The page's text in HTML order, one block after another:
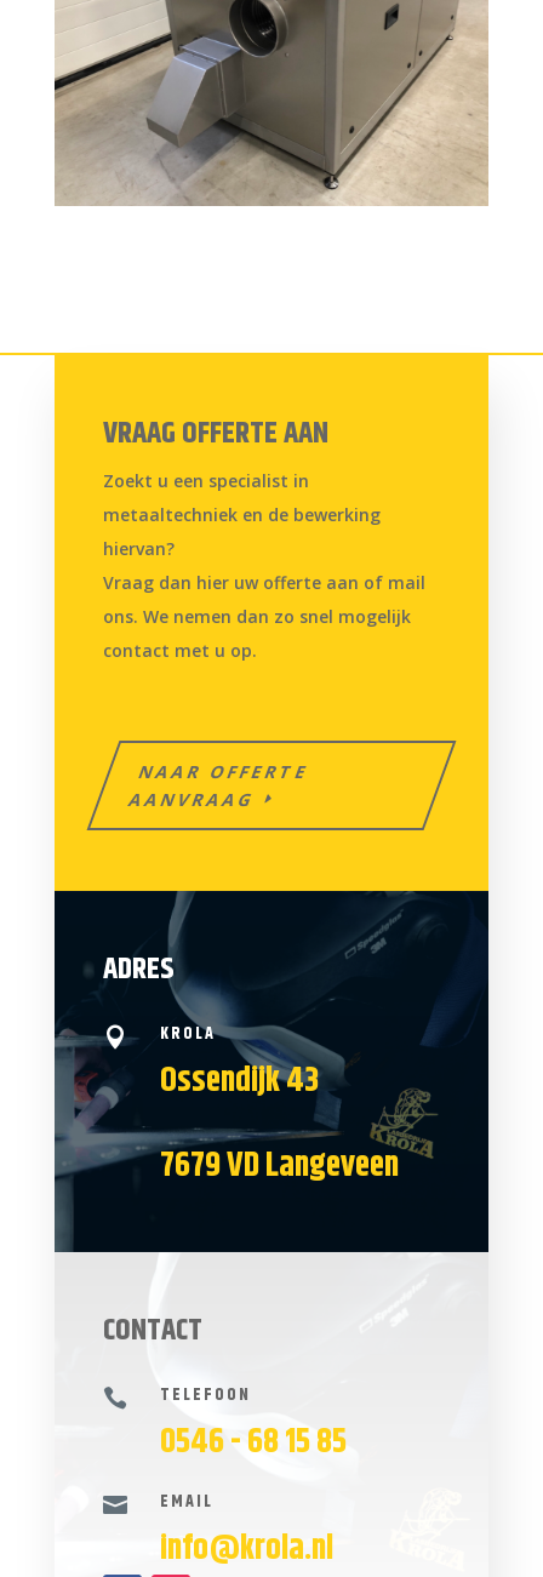
VRAAG OFFERTE AAN
Zoekt u een specialist in
metaaltechniek en de bewerking
hiervan?
Vraag dan hier uw offerte aan of mail
ons. We nemen dan zo snel mogelijk
contact met u op.
NAAR OFFERTE
AANVRAAG
ADRES
 KROLA
Ossendijk 43
7679 VD Langeveen
CONTACT
 TELEFOON
0546 - 68 15 85
 EMAIL
info@krola.nl